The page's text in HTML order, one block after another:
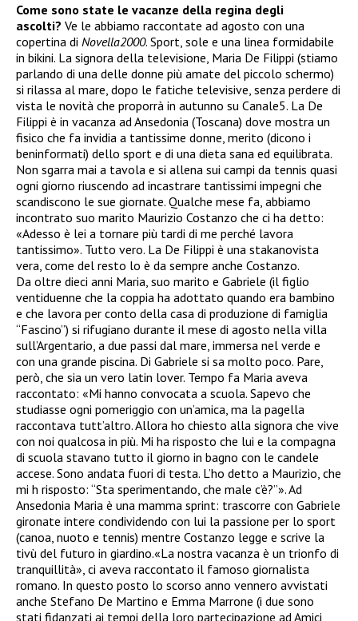
Come sono state le vacanze della regina degli
ascolti? Ve le abbiamo raccontate ad agosto con una
copertina di Novella2000. Sport, sole e una linea formidabile
in bikini. La signora della televisione, Maria De Filippi (stiamo
parlando di una delle donne più amate del piccolo schermo)
si rilassa al mare, dopo le fatiche televisive, senza perdere di
vista le novità che proporrà in autunno su Canale5. La De
Filippi è in vacanza ad Ansedonia (Toscana) dove mostra un
fisico che fa invidia a tantissime donne, merito (dicono i
beninformati) dello sport e di una dieta sana ed equilibrata.
Non sgarra mai a tavola e si allena sui campi da tennis quasi
ogni giorno riuscendo ad incastrare tantissimi impegni che
scandiscono le sue giornate. Qualche mese fa, abbiamo
incontrato suo marito Maurizio Costanzo che ci ha detto:
«Adesso è lei a tornare più tardi di me perché lavora
tantissimo». Tutto vero. La De Filippi è una stakanovista
vera, come del resto lo è da sempre anche Costanzo.
Da oltre dieci anni Maria, suo marito e Gabriele (il figlio
ventiduenne che la coppia ha adottato quando era bambino
e che lavora per conto della casa di produzione di famiglia
“Fascino”) si rifugiano durante il mese di agosto nella villa
sull’Argentario, a due passi dal mare, immersa nel verde e
con una grande piscina. Di Gabriele si sa molto poco. Pare,
però, che sia un vero latin lover. Tempo fa Maria aveva
raccontato: «Mi hanno convocata a scuola. Sapevo che
studiasse ogni pomeriggio con un’amica, ma la pagella
raccontava tutt’altro. Allora ho chiesto alla signora che vive
con noi qualcosa in più. Mi ha risposto che lui e la compagna
di scuola stavano tutto il giorno in bagno con le candele
accese. Sono andata fuori di testa. L’ho detto a Maurizio, che
mi h risposto: “Sta sperimentando, che male c’è?”». Ad
Ansedonia Maria è una mamma sprint: trascorre con Gabriele
gironate intere condividendo con lui la passione per lo sport
(canoa, nuoto e tennis) mentre Costanzo legge e scrive la
tivù del futuro in giardino.«La nostra vacanza è un trionfo di
tranquillità», ci aveva raccontato il famoso giornalista
romano. In questo posto lo scorso anno vennero avvistati
anche Stefano De Martino e Emma Marrone (i due sono
stati fidanzati ai tempi della loro partecipazione ad Amici